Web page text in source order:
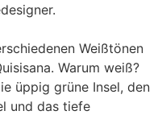
Weißtönen
Warum weiß?
üppig grüne Insel, den
und das tiefe